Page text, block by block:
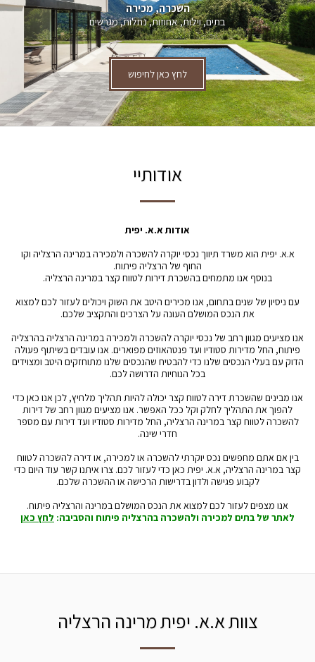
השכרה, מכירה
בתים, וילות, אחוזות, נחלות, מגרשים
לחץ כאן לחיפוש
אודותיי
אודות א.א. יפית
א.א. יפית הוא משרד תיווך נכסי יוקרה להשכרה ולמכירה במרינה הרצליה וקו
החוף של הרצליה פיתוח.
בנוסף אנו מתמחים בהשכרת דירות לטווח קצר במרינה הרצליה.
עם ניסיון של שנים בתחום, אנו מכירים היטב את השוק ויכולים לעזור לכם למצוא
את הנכס המושלם העונה על הצרכים והתקציב שלכם.
אנו מציעים מגוון רחב של נכסי יוקרה להשכרה ולמכירה במרינה הרצליה בהרצליה
פיתוח, החל מדירות סטודיו ועד פנטהאוזים מפוארים. אנו עובדים בשיתוף פעולה
הדוק עם בעלי הנכסים שלנו כדי להבטיח שהנכסים שלנו מתוחזקים היטב ומצוידים
בכל הנוחיות הדרושה לכם.
אנו מבינים שהשכרת דירה לטווח קצר יכולה להיות תהליך מלחיץ, לכן אנו כאן כדי
להפוך את התהליך לחלק וקל ככל האפשר. אנו מציעים מגוון רחב של דירות
להשכרה לטווח קצר במרינה הרצליה, החל מדירות סטודיו ועד דירות עם מספר
חדרי שינה.
בין אם אתם מחפשים נכס יוקרתי להשכרה או למכירה, או דירה להשכרה לטווח
קצר במרינה הרצליה, א.א. יפית כאן כדי לעזור לכם. צרו איתנו קשר עוד היום כדי
לקבוע פגישה ולדון בדרישות הרכישה או ההשכרה שלכם.
אנו מצפים לעזור לכם למצוא את הנכס המושלם במרינה והרצליה פיתוח.
לאתר של בתים למכירה ולהשכרה בהרצליה פיתוח והסביבה:לחץ כאן
צוות א.א. יפית מרינה הרצליה